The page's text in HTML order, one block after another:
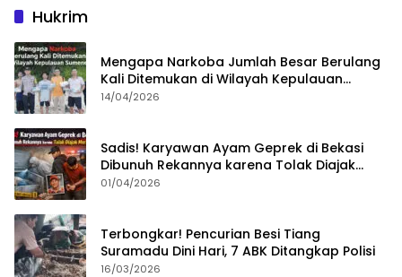
Hukrim
Mengapa Narkoba Jumlah Besar Berulang
Kali Ditemukan di Wilayah Kepulauan
Sumenep?
14/04/2026
Sadis! Karyawan Ayam Geprek di Bekasi
Dibunuh Rekannya karena Tolak Diajak
Merampok Majikan
01/04/2026
Terbongkar! Pencurian Besi Tiang
Suramadu Dini Hari, 7 ABK Ditangkap Polisi
16/03/2026